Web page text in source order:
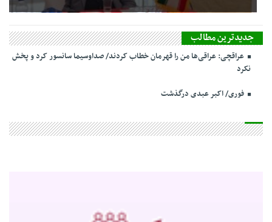
جدیدترین مطالب
عراقچی: عراقی‌ها من را قهرمان خطاب کردند/ صداوسیما سانسور کرد و پخش
نکرد
فوری/ اکبر عبدی درگذشت